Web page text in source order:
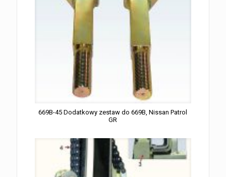
669B-45 Dodatkowy zestaw do 669B, Nissan Patrol
GR